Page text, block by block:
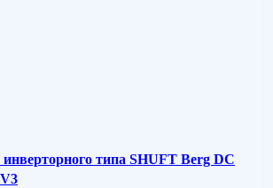
типа SHUFT Berg DC